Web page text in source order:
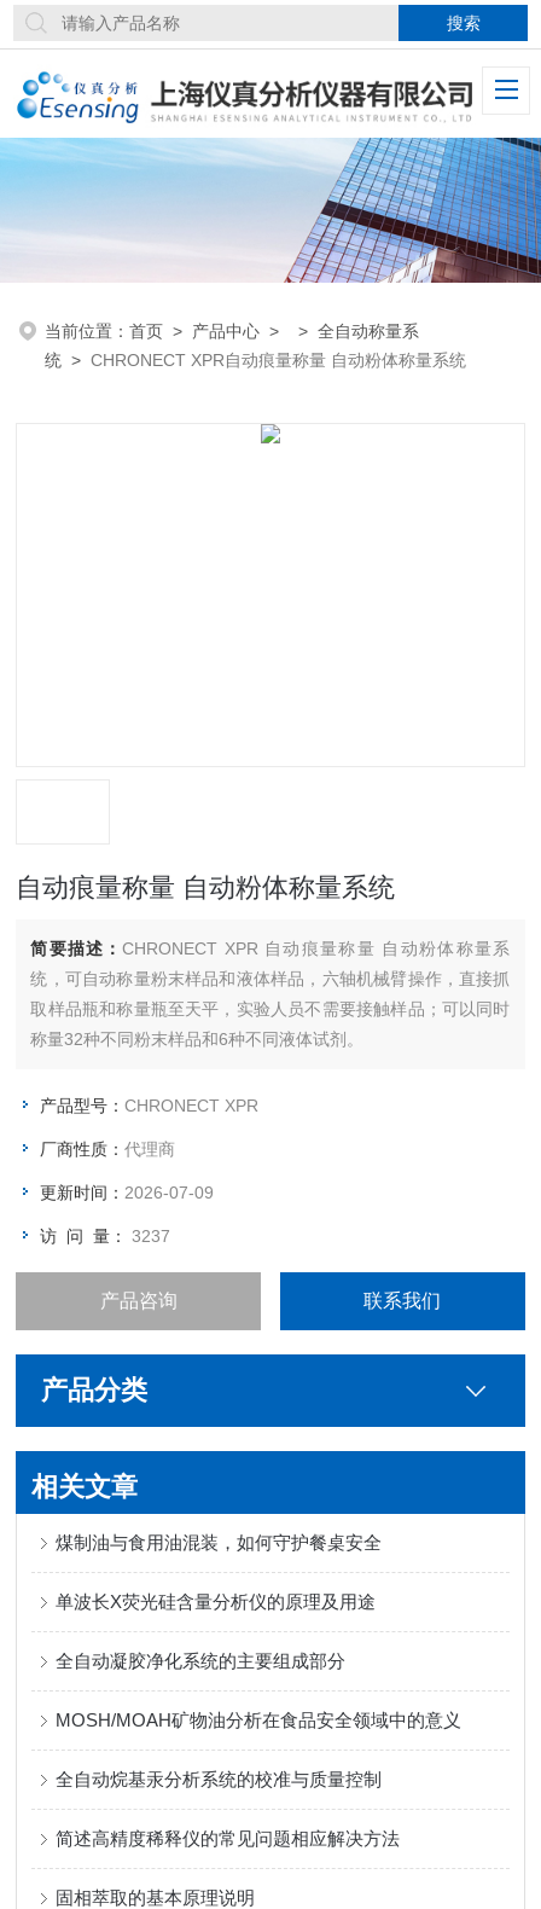
当前位置：首页 > 产品中心 > >全自动称量系
统 >CHRONECT XPR自动痕量称量 自动粉体称量系统
自动痕量称量 自动粉体称量系统
简要描述：CHRONECT XPR 自动痕量称量 自动粉体称量系
统，可自动称量粉末样品和液体样品，六轴机械臂操作，直接抓
取样品瓶和称量瓶至天平，实验人员不需要接触样品；可以同时
称量32种不同粉末样品和6种不同液体试剂。
产品型号：CHRONECT XPR
厂商性质：代理商
更新时间： 2026-07-09
访 问 量：3237
产品咨询 联系我们
产品分类
相关文章
煤制油与食用油混装，如何守护餐桌安全
单波长X荧光硅含量分析仪的原理及用途
全自动凝胶净化系统的主要组成部分
MOSH/MOAH矿物油分析在食品安全领域中的意义
全自动烷基汞分析系统的校准与质量控制
简述高精度稀释仪的常见问题相应解决方法
固相萃取的基本原理说明